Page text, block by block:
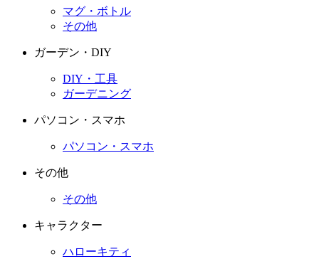
マグ・ボトル
その他
ガーデン・DIY
DIY・工具
ガーデニング
パソコン・スマホ
パソコン・スマホ
その他
その他
キャラクター
ハローキティ